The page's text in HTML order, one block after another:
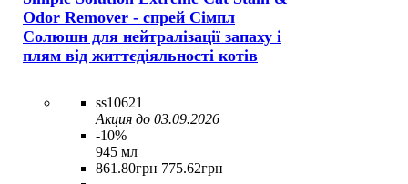
Odor Remover - спрей Сімпл
Солюшн для нейтралізації запаху і
плям від життєдіяльності котів
ss10621
Акция до 03.09.2026
-10%
945 мл
861.80грн 775.62грн